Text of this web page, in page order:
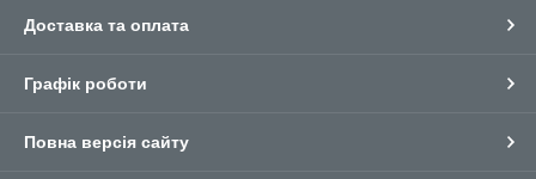
Доставка та оплата
Графік роботи
Повна версія сайту